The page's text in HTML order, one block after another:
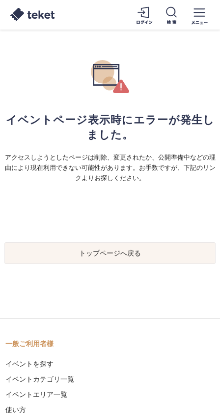
イベントページ表示時にエラーが発生し
ました。
アクセスしようとしたページは削除、変更されたか、公開準備中などの理
由により現在利用できない可能性があります。お手数ですが、下記のリン
クよりお探しください。
トップページへ戻る
一般ご利用者様
イベントを探す
イベントカテゴリ一覧
イベントエリア一覧
使い方